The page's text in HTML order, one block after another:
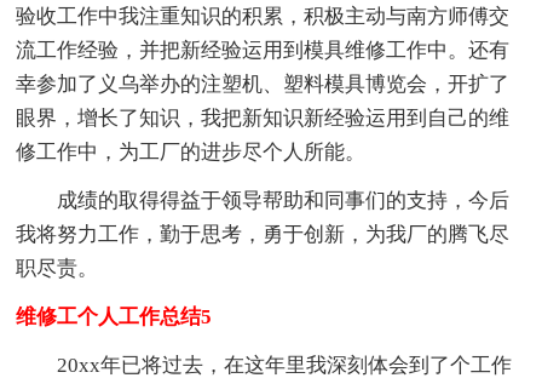
验收工作中我注重知识的积累，积极主动与南方师傅交
流工作经验，并把新经验运用到模具维修工作中。还有
幸参加了义乌举办的注塑机、塑料模具博览会，开扩了
眼界，增长了知识，我把新知识新经验运用到自己的维
修工作中，为工厂的进步尽个人所能。
成绩的取得得益于领导帮助和同事们的支持，今后
我将努力工作，勤于思考，勇于创新，为我厂的腾飞尽
职尽责。
维修工个人工作总结5
20xx年已将过去，在这年里我深刻体会到了个工作